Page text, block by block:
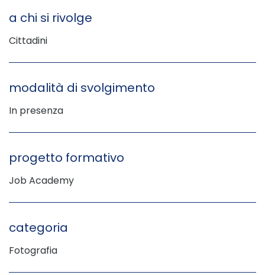
a chi si rivolge
Cittadini
modalità di svolgimento
In presenza
progetto formativo
Job Academy
categoria
Fotografia